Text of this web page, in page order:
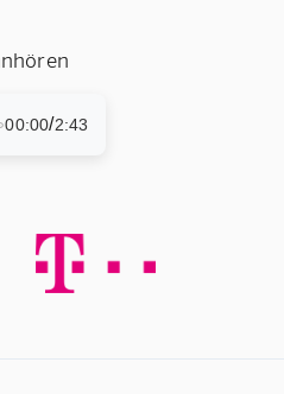
00:00/2:43